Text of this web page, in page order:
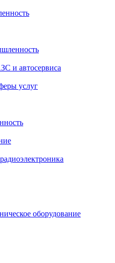
и автосервиса
услуг
оборудование